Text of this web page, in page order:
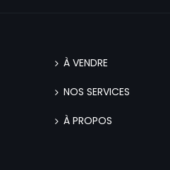
À VENDRE
NOS SERVICES
À PROPOS